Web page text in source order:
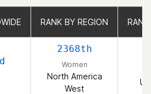
RANK BY REGION
2368th
Women
North America
West
RANK BY REGION